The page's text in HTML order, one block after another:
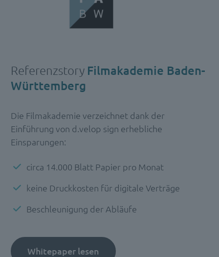
Referenzstory Filmakademie Baden-
Württemberg
Die Filmakademie verzeichnet dank der
Einführung von d.velop sign erhebliche
Einsparungen:
circa 14.000 Blatt Papier pro Monat
keine Druckkosten für digitale Verträge
Beschleunigung der Abläufe
Whitepaper lesen